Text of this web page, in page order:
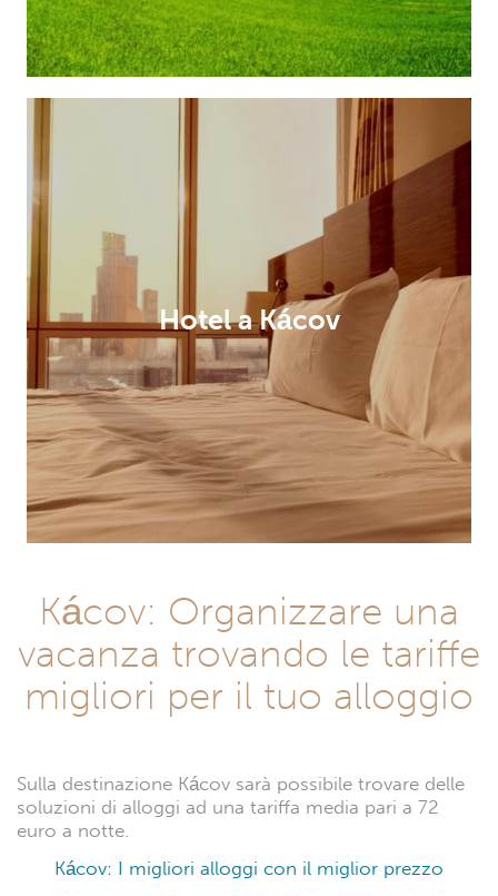
Hotel a Kácov
Kácov: Organizzare una
vacanza trovando le tariffe
migliori per il tuo alloggio
Sulla destinazione Kácov sarà possibile trovare delle
soluzioni di alloggi ad una tariffa media pari a 72
euro a notte.
Kácov: I migliori alloggi con il miglior prezzo